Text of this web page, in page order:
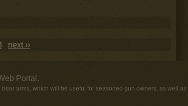
next ››
Portal.
arms, which will be useful for seasoned gun owners, as well as